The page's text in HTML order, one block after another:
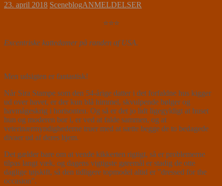
23. april 2018 SceneblogANMELDELSER
⭐⭐⭐
Excentriske kattedamer på randen af USA.
Men udsigten er fantastisk!
Når Sira Stampe som den 54-årige datter i det forfaldne hus kigger
ud over havet, er der kun blå himmel, skvulpende bølger og
havmågeskrig i horisonten. Og så er det jo lidt ligegyldigt at huset
hun og moderen bor i, er ved at falde sammen, og at
veterinærmyndighederne truer med at sætte begge de to bedagede
divaer ud af deres hjem.
Det gælder bare om at vende kikkerten rigtigt, så er problemerne
tilpas langt væk, og dagens vigtigste gøremål er stadig de otte
daglige tøjskift, så den tidligere topmodel altid er ”dressed for the
occasion”.